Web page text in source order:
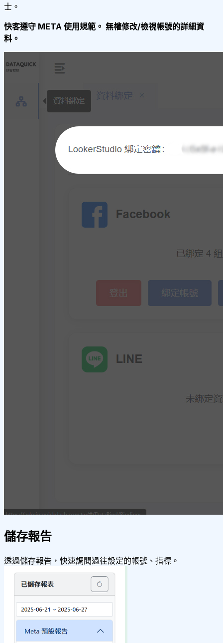
士。
快客遵守 META 使用規範。 無權修改/檢視帳號的詳細資
料。
儲存報告
透過儲存報告，快速調閱過往設定的帳號、指標。